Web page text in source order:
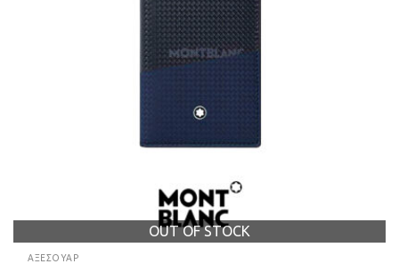
OUT OF STOCK
ΑΞΕΣΟΥΑΡ